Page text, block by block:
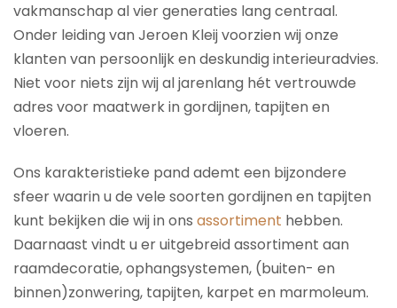
vakmanschap al vier generaties lang centraal.
Onder leiding van Jeroen Kleij voorzien wij onze
klanten van persoonlijk en deskundig interieuradvies.
Niet voor niets zijn wij al jarenlang hét vertrouwde
adres voor maatwerk in gordijnen, tapijten en
vloeren.
Ons karakteristieke pand ademt een bijzondere
sfeer waarin u de vele soorten gordijnen en tapijten
kunt bekijken die wij in ons assortiment hebben.
Daarnaast vindt u er uitgebreid assortiment aan
raamdecoratie, ophangsystemen, (buiten- en
binnen)zonwering, tapijten, karpet en marmoleum.